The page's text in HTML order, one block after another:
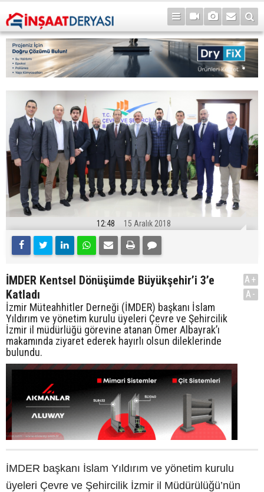
12:48 15 Aralık 2018
İMDER Kentsel Dönüşümde Büyükşehir’i 3’e
Katladı
İzmir Müteahhitler Derneği (İMDER) başkanı İslam
Yıldırım ve yönetim kurulu üyeleri Çevre ve Şehircilik
İzmir il müdürlüğü görevine atanan Ömer Albayrak’ı
makamında ziyaret ederek hayırlı olsun dileklerinde
bulundu.
A+
A-
İMDER başkanı İslam Yıldırım ve yönetim kurulu
üyeleri Çevre ve Şehircilik İzmir il Müdürülüğü’nün